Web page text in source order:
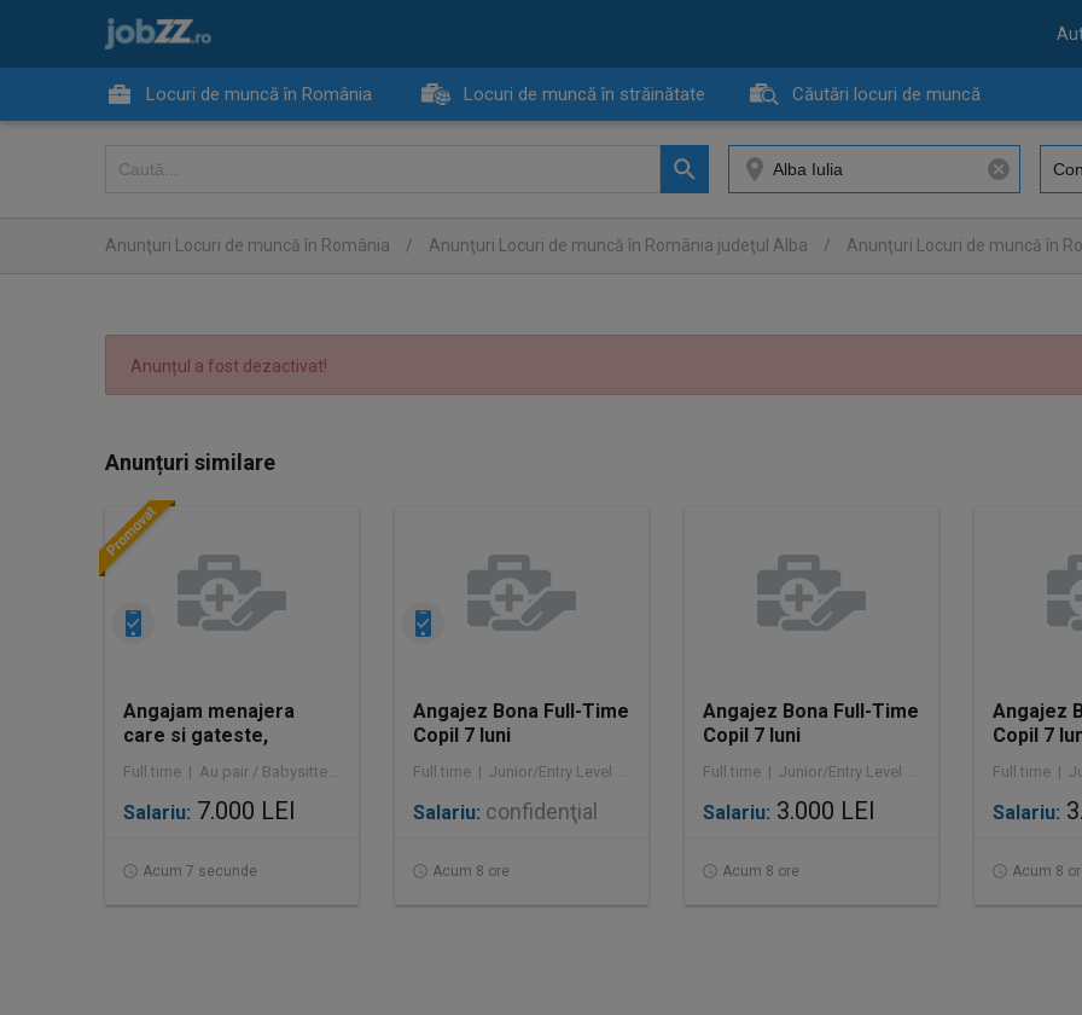
Locuri de muncă în România Locuri de muncă în străinătate Căutări locuri de muncă
Anunţuri Locuri de muncă în România / Anunţuri Locuri de muncă în România judeţul Alba / Anunţuri Locuri de muncă în
Anunțul a fost dezactivat!
Anunțuri similare
Angajam menajera
care si gateste,
program de la 8-18 sau
interna
Full time | Au pair / Babysitter / Curăţenie
Salariu: 7.000 LEI
Acum 7 secunde
Angajez Bona Full-Time
Copil 7 luni
Full time | Junior/Entry Level | Asistență socială
Salariu: confidenţial
Acum 8 ore
Angajez Bona Full-Time
Copil 7 luni
Full time | Junior/Entry Level | Asistență socială
Salariu: 3.000 LEI
Acum 8 ore
Angajez
Copil 7
Salariu:
Acum 8